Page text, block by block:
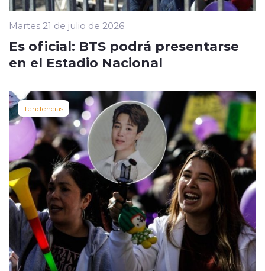
Martes 21 de julio de 2026
Es oficial: BTS podrá presentarse
en el Estadio Nacional
Tendencias